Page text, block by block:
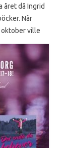
året då Ingrid
När
ville